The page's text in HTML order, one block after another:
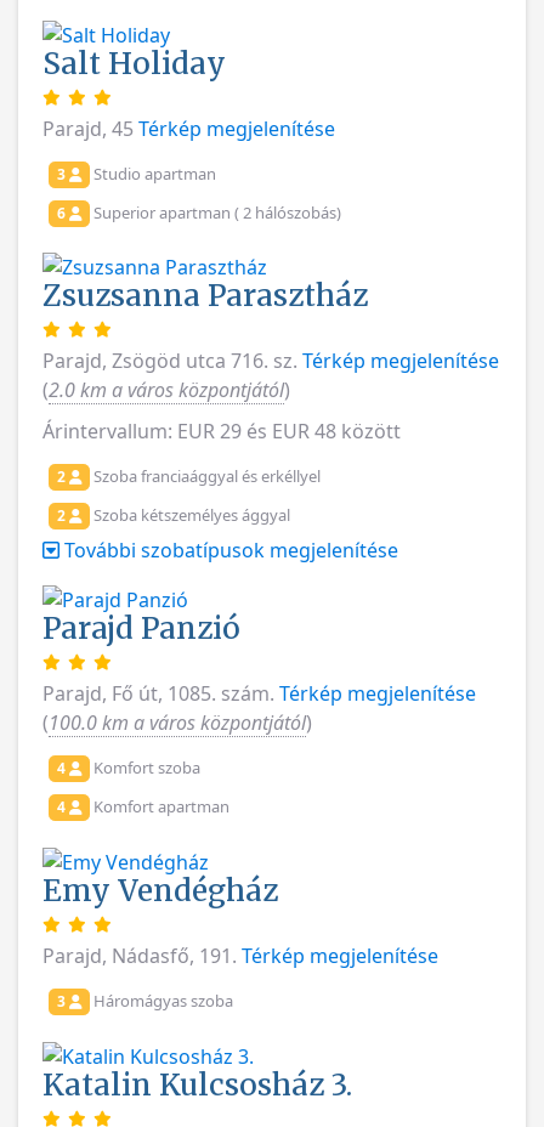
Salt Holiday
Parajd, 45Térkép megjelenítése
3 Studio apartman
6 Superior apartman ( 2 hálószobás)
Zsuzsanna Parasztház
Parajd, Zsögöd utca 716. sz. Térkép megjelenítése
(2.0 km a város központjától)
Árintervallum: EUR 29 és EUR 48 között
2 Szoba franciaággyal és erkéllyel
2 Szoba kétszemélyes ággyal
További szobatípusok megjelenítése
Parajd Panzió
Parajd, Fő út, 1085. szám. Térkép megjelenítése
(100.0 km a város központjától)
4 Komfort szoba
4 Komfort apartman
Emy Vendégház
Parajd, Nádasfő, 191. Térkép megjelenítése
3 Háromágyas szoba
Katalin Kulcsosház 3.